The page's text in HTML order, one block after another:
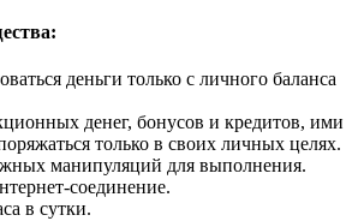
деньги только с личного баланса
денег, бонусов и кредитов, ими
только в своих личных целях.
манипуляций для выполнения.
соединение.
в сутки.